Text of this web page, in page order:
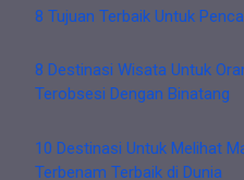
8 Tujuan Terbaik Untuk
8 Destinasi Wisata Untuk
Terobsesi Dengan Binatang
10 Destinasi Untuk Melihat
Terbenam Terbaik di Dunia